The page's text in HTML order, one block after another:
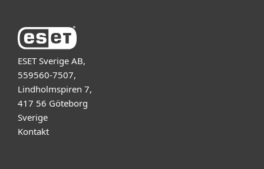
ESET Sverige AB,
559560-7507,
Lindholmspiren 7,
417 56 Göteborg
Sverige
Kontakt